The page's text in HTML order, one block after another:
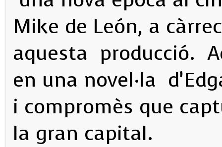
Mike de León, a
aquesta producció.
en una novel·la
i compromès que
la gran capital.